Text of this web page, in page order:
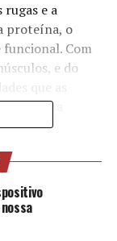
e a
proteína, o
Com
e do
Juliana
quer ter a pele
incluir em sua
A
eles: